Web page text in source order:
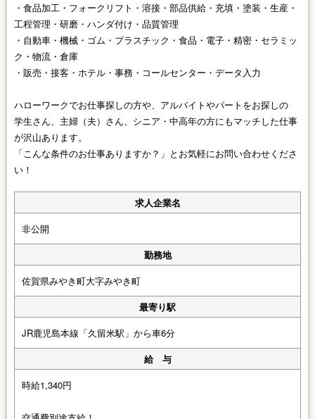
・食品加工・フォークリフト・溶接・部品供給・充填・塗装・生産・
工程管理・研磨・ハンダ付け・品質管理
・自動車・機械・ゴム・プラスチック・食品・電子・精密・セラミッ
ク・物流・倉庫
・販売・接客・ホテル・事務・コールセンター・データ入力
ハローワークでお仕事探しの方や、アルバイトやパートをお探しの
学生さん、主婦（夫）さん、シニア・中高年の方にもマッチした仕事
が沢山あります。
「こんな条件のお仕事ありますか？」とお気軽にお問い合わせくださ
い！
求人企業名
非公開
勤務地
佐賀県みやき町大字みやき町
最寄り駅
JR鹿児島本線「久留米駅」から車6分
給 与
時給1,340円